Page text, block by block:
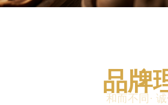
品牌
和而不同·